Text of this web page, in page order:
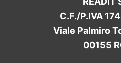
C.F./P.IVA
Viale Palmiro
00155